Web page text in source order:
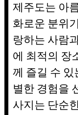
제주도는 아
화로운 분위
랑하는 사람
에 최적의 장
께 즐길 수 있
별한 경험을
사지는 단순